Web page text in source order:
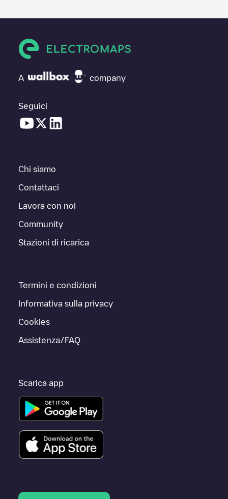
A company
Seguici
Chi siamo
Contattaci
Lavora con noi
Community
Stazioni di ricarica
Termini e condizioni
Informativa sulla privacy
Cookies
Assistenza/FAQ
Scarica app